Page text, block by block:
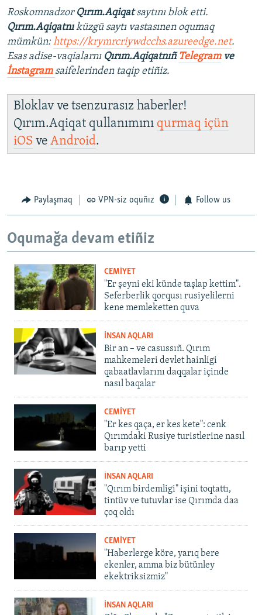
Roskomnadzor Qırım.Aqiqatsaytını blok etti.
Qırım.Aqiqatnıküzgü saytı vastasınen oqumaq
mümkün:https://krymrcriywdcchs.azureedge.net.
Esas adise-vaqialarnı Qırım.Aqiqatnıñ Telegramve
İnstagram saifelerinden taqip etiñiz.
Bloklav ve tsenzurasız haberler!
Qırım.Aqiqat qullanımını qurmaq içün
iOS ve Android.
Paylaşmaq VPN-siz oquñız Follow us
Oqumağa devam etiñiz
CEMİYET
"Er şeyni eki künde taşlap kettim".
Seferberlik qorqusı rusiyelilerni
kene memleketten quva
İNSAN AQLARI
Bir an – ve casussıñ. Qırım
mahkemeleri devlet hainligi
qabaatlavlarını daqqalar içinde
nasıl baqalar
CEMİYET
"Er kes qaça, er kes kete": cenk
Qırımdaki Rusiye turistlerine nasıl
barıp yetti
İNSAN AQLARI
"Qırım birdemligi" işini toqtattı,
tintüv ve tutuvlar ise Qırımda daa
çoq oldı
CEMİYET
"Haberlerge köre, yarıq bere
ekenler, amma biz bütünley
ekektriksizmiz"
İNSAN AQLARI